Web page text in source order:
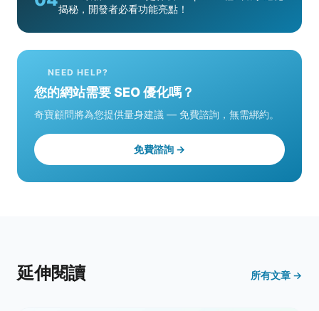
揭秘，開發者必看功能亮點！
NEED HELP?
您的網站需要 SEO 優化嗎？
奇寶顧問將為您提供量身建議 — 免費諮詢，無需綁約。
免費諮詢 →
延伸閱讀 所有文章 →